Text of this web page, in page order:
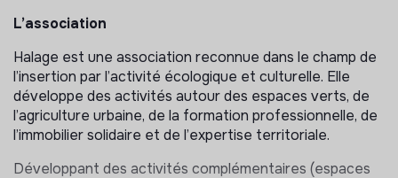
L’association
Halage est une association reconnue dans le champ de
l’insertion par l’activité écologique et culturelle. Elle
développe des activités autour des espaces verts, de
l’agriculture urbaine, de la formation professionnelle, de
l’immobilier solidaire et de l’expertise territoriale.
Développant des activités complémentaires (espaces